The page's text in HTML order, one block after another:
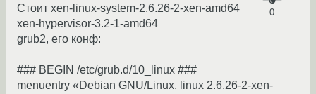
0
Стоит xen-linux-system-2.6.26-2-xen-amd64
xen-hypervisor-3.2-1-amd64
grub2, его конф:
### BEGIN /etc/grub.d/10_linux ###
menuentry «Debian GNU/Linux, linux 2.6.26-2-xen-